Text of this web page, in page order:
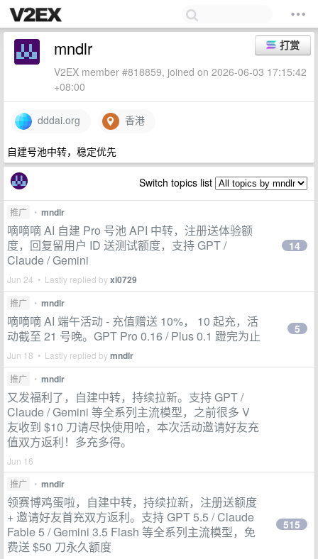
打赏
mndlr
V2EX member #818859, joined on 2026-06-03 17:15:42
+08:00
dddai.org 香港
自建号池中转，稳定优先
Switch topics list
推广 • mndlr
嘀嘀嘀 AI 自建 Pro 号池 API 中转，注册送体验额
度，回复留用户 ID 送测试额度，支持 GPT /
Claude / Gemini
Jun 24 • Lastly replied byxi0729
14
推广 • mndlr
嘀嘀嘀 AI 端午活动 - 充值赠送 10%， 10 起充，活
动截至 21 号晚。GPT Pro 0.16 / Plus 0.1 蹬完为止
Jun 18 • Lastly replied bymndlr
5
推广 • mndlr
又发福利了，自建中转，持续拉新。支持 GPT /
Claude / Gemini 等全系列主流模型，之前很多 V
友收到 $10 刀请尽快使用哈，本次活动邀请好友充
值双方返利！多充多得。
Jun 16
推广
• mndlr
领赛博鸡蛋啦，自建中转，持续拉新，注册送额度
+ 邀请好友首充双方返利。支持 GPT 5.5 / Claude
Fable 5 / Gemini 3.5 Flash 等全系列主流模型，免
费送 $50 刀永久额度
515